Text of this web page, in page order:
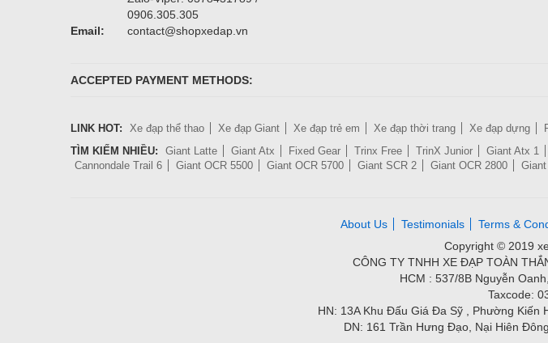
0906.305.305
Email:
contact@shopxedap.vn
ACCEPTED PAYMENT METHODS:
LINK HOT: Xe đạp thể thao Xe đạp Giant Xe đạp trẻ em Xe đạp thời trang Xe đạp dựng
TÌM KIẾM NHIỀU:
Giant Latte Giant Atx Fixed Gear Trinx Free TrinX Junior Giant Atx 1
Cannondale Trail 6
Giant OCR 5500 Giant OCR 5700 Giant SCR 2 Giant OCR 2800
About Us Testimonials Terms &
Copyright © 2019
CÔNG TY TNHH XE ĐẠP TOÀN
HCM : 537/8B Nguyễn
Taxcode:
HN: 13A Khu Đấu Giá Đa Sỹ , Phường Kiến
DN: 161 Trần Hưng Đạo, Nại Hiên